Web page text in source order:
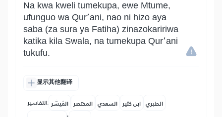
Na kwa kweli tumekupa, ewe Mtume,
ufunguo wa Qur՚ani, nao ni hizo aya
saba (za sura ya Fatiha) zinazokaririwa
katika kila Swala, na tumekupa Qur՚ani
tukufu.
显示其他翻译
التفاسير: المُيسَّر المختصر السعدي ابن كثير الطبري